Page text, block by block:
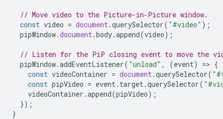
// Move video to the Picture-in-Picture window.
const video = document .querySelector( "#video" );
pipWindow.document .body.append(video);
// Listen for the PiP closing event to move the
pipWindow.addEventListener( "unload" , (event) => {
const videoContainer = document .querySelector(
const pipVideo = event . target .querySelector(
videoContainer .append(pipVideo);
});
}